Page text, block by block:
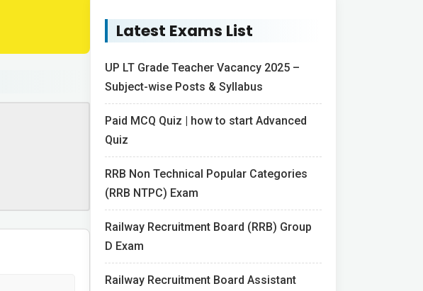
Latest Exams List
UP LT Grade Teacher Vacancy 2025 –
Subject-wise Posts & Syllabus
Paid MCQ Quiz | how to start Advanced
Quiz
RRB Non Technical Popular Categories
(RRB NTPC) Exam
Railway Recruitment Board (RRB) Group
D Exam
Railway Recruitment Board Assistant